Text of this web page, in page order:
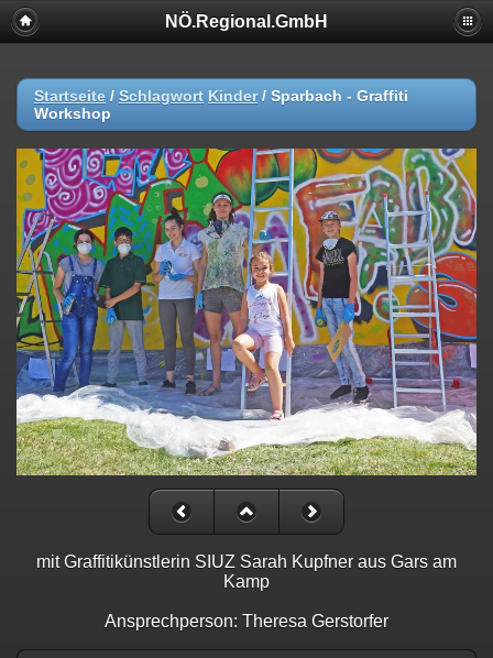
NÖ.Regional.GmbH
Startseite / Schlagwort Kinder/ Sparbach - Graffiti
Workshop
mit Graffitikünstlerin SIUZ Sarah Kupfner aus Gars am
Kamp
Ansprechperson: Theresa Gerstorfer